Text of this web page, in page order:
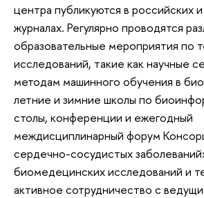
центра публикуются в российских
журналах. Регулярно проводятся
образовательные мероприятия по
исследований, такие как научные
методам машинного обучения в
летние и зимние школы по
столы, конференции и ежегодный
междисциплинарный форум
сердечно-сосудистых
биомедецинских исследований и
активное сотрудничество с